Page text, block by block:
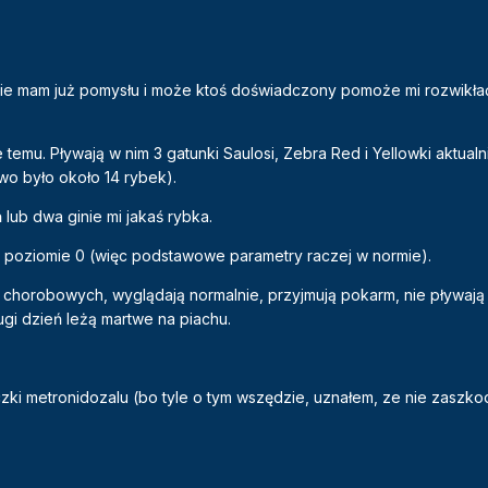
mam już pomysłu i może ktoś doświadczony pomoże mi
Pływają w nim 3 gatunki Saulosi, Zebra Red i Yellowki
było około 14 rybek).
dwa ginie mi jakaś rybka.
poziomie 0 (więc podstawowe parametry raczej w normie).
wyglądają normalnie, przyjmują pokarm, nie
dzień leżą martwe na piachu.
metronidozalu (bo tyle o tym wszędzie, uznałem, ze nie